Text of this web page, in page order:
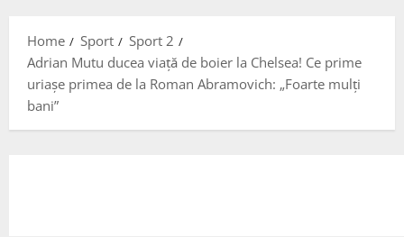
Home Sport
Sport 2
Adrian Mutu ducea viață de boier la Chelsea! Ce prime
uriașe primea de la Roman Abramovich: „Foarte mulți
bani”